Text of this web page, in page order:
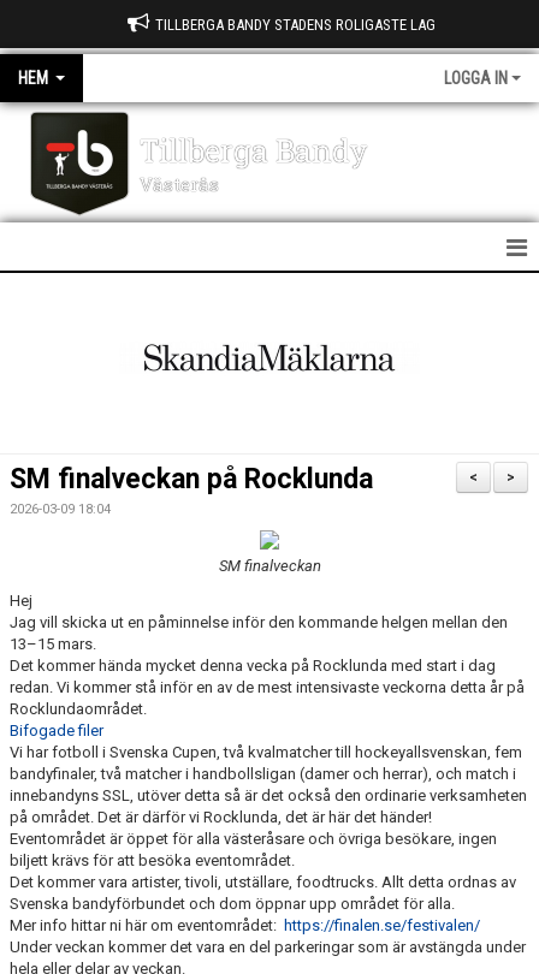
TILLBERGA BANDY STADENS ROLIGASTE LAG
HEM LOGGA IN
Tillberga Bandy
Västerås
KALENDER
DOKUMENT
VÅRA LAG/TRÄNARE
MATCHER
KLUBBSHOP
>
<
SM finalveckan på Rocklunda
2026-03-09 18:04
SM finalveckan
Hej
Jag vill skicka ut en påminnelse inför den kommande helgen mellan den
13–15 mars.
Det kommer hända mycket denna vecka på Rocklunda med start i dag
redan. Vi kommer stå inför en av de mest intensivaste veckorna detta år på
Rocklundaområdet.
Bifogade filer
Vi har fotboll i Svenska Cupen, två kvalmatcher till hockeyallsvenskan, fem
bandyfinaler, två matcher i handbollsligan (damer och herrar), och match i
innebandyns SSL, utöver detta så är det också den ordinarie verksamheten
på området. Det är därför vi Rocklunda, det är här det händer!
Eventområdet är öppet för alla västeråsare och övriga besökare, ingen
biljett krävs för att besöka eventområdet.
Det kommer vara artister, tivoli, utställare, foodtrucks. Allt detta ordnas av
Svenska bandyförbundet och dom öppnar upp området för alla.
Mer info hittar ni här om eventområdet: https://finalen.se/festivalen/
Under veckan kommer det vara en del parkeringar som är avstängda under
hela eller delar av veckan.